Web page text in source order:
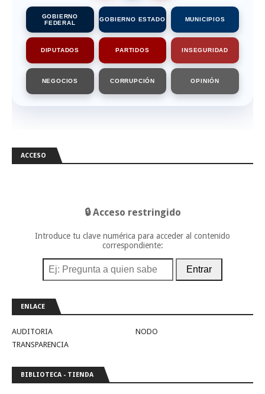
GOBIERNO
FEDERAL
GOBIERNO ESTADO MUNICIPIOS
DIPUTADOS PARTIDOS INSEGURIDAD
NEGOCIOS CORRUPCIÓN OPINIÓN
ACCESO
🔒 Acceso restringido
Introduce tu clave numérica para acceder al contenido
correspondiente:
Entrar
ENLACE
AUDITORIA
NODO
TRANSPARENCIA
BIBLIOTECA - TIENDA